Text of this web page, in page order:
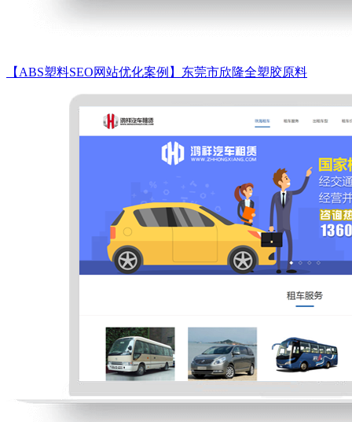
【ABS塑料SEO网站优化案例】​东莞市欣隆全塑胶原料